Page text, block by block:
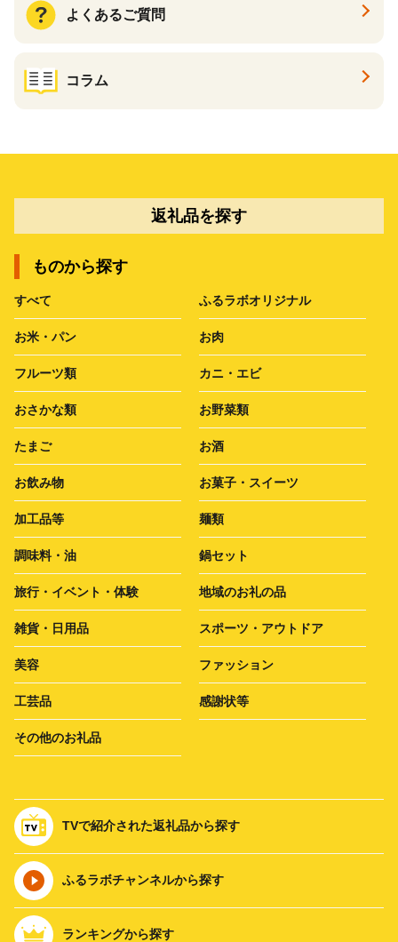
よくあるご質問
コラム
返礼品を探す
ものから探す
すべて ふるラボオリジナル
お米・パン お肉
フルーツ類 カニ・エビ
おさかな類 お野菜類
たまご お酒
お飲み物 お菓子・スイーツ
加工品等 麺類
調味料・油 鍋セット
旅行・イベント・体験 地域のお礼の品
雑貨・日用品 スポーツ・アウトドア
美容 ファッション
工芸品 感謝状等
その他のお礼品
TVで紹介された返礼品から探す
ふるラボチャンネルから探す
ランキングから探す